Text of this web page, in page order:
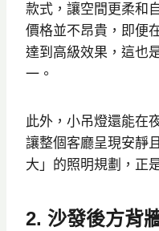
款式，讓空間更柔和
價格並不昂貴，即便
達到高級效果，這也
一。
此外，小吊燈還能在
讓整個客廳呈現安靜
大」的照明規劃，正
2. 沙發後方背